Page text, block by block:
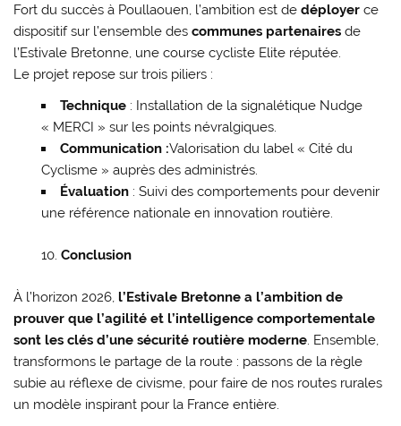
Fort du succès à Poullaouen, l’ambition est dedéployer ce
dispositif sur l’ensemble des communes partenaires de
l’Estivale Bretonne, une course cycliste Elite réputée.
Le projet repose sur trois piliers :
Technique: Installation de la signalétique Nudge
« MERCI » sur les points névralgiques.
Communication :Valorisation du label « Cité du
Cyclisme » auprès des administrés.
Évaluation: Suivi des comportements pour devenir
une référence nationale en innovation routière.
Conclusion
À l’horizon 2026, l’Estivale Bretonne a l’ambition de
prouver que l’agilité et l’intelligence comportementale
sont les clés d’une sécurité routière moderne . Ensemble,
transformons le partage de la route : passons de la règle
subie au réflexe de civisme, pour faire de nos routes rurales
un modèle inspirant pour la France entière.